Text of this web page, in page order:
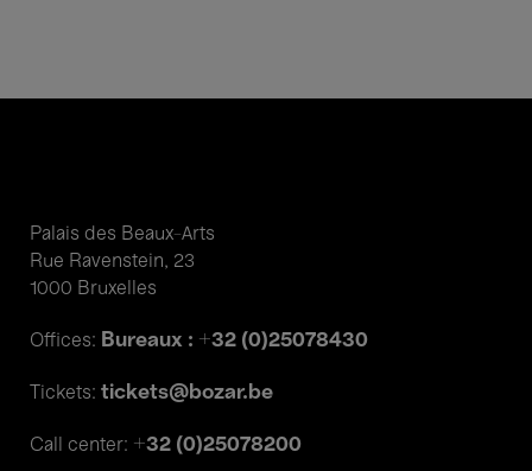
Palais des Beaux-Arts
Rue Ravenstein, 23
1000 Bruxelles
Offices: Bureaux : +32 (0)25078430
Tickets: tickets@bozar.be
Call center: +32 (0)25078200